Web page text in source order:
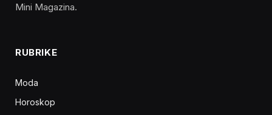
Mini Magazina.
RUBRIKE
Moda
Horoskop